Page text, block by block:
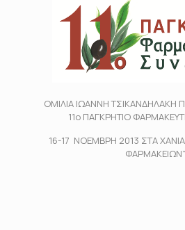
ΟΜΙΛΙΑ ΙΩΑΝΝΗ
11ο ΠΑΓΚΡΗΤΙΟ
16-17 ΝΟΕΜΒΡΗ 2013 ΣΤΑ
ΦΑΡΜΑΚΕΙΩΝ”